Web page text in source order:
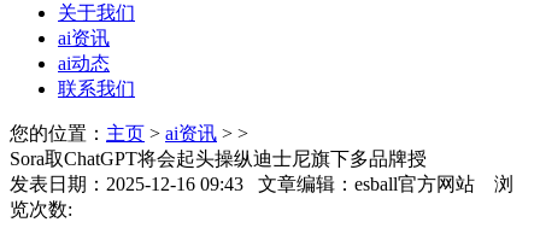
关于我们
ai资讯
ai动态
联系我们
您的位置： 主页 > ai资讯 > >
Sora取ChatGPT将会起头操纵迪士尼旗下多品牌授
发表日期：2025-12-16 09:43 文章编辑：esball官方网站 浏
览次数: